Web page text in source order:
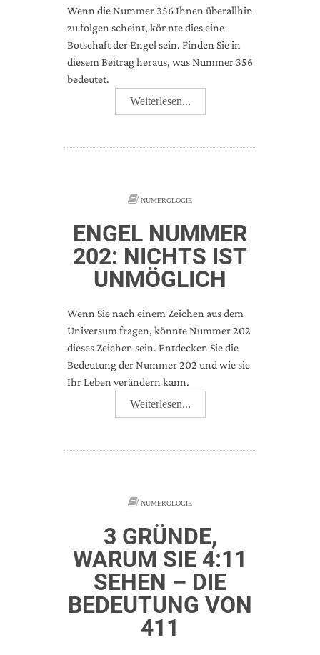
Wenn die Nummer 356 Ihnen überallhin
zu folgen scheint, könnte dies eine
Botschaft der Engel sein. Finden Sie in
diesem Beitrag heraus, was Nummer 356
bedeutet.
Weiterlesen...
NUMEROLOGIE
ENGEL NUMMER
202: NICHTS IST
UNMÖGLICH
Wenn Sie nach einem Zeichen aus dem
Universum fragen, könnte Nummer 202
dieses Zeichen sein. Entdecken Sie die
Bedeutung der Nummer 202 und wie sie
Ihr Leben verändern kann.
Weiterlesen...
NUMEROLOGIE
3 GRÜNDE,
WARUM SIE 4:11
SEHEN – DIE
BEDEUTUNG VON
411